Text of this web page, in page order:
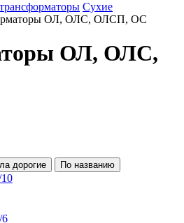
Сухие
ОЛ, ОЛС, ОЛСП, ОС
ОЛ, ОЛС,